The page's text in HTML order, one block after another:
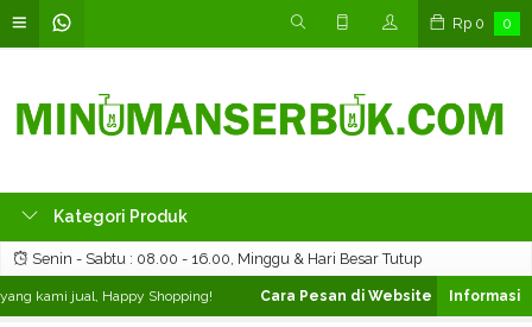
Rp 0 0
Kategori Produk
Senin - Sabtu : 08.00 - 16.00, Minggu & Hari Besar Tutup
kami jual, Happy Shopping! Cara Pesan di Website ❯ Silahkan